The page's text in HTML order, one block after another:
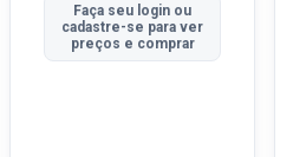
Faça seu login ou
cadastre-se para ver
preços e comprar